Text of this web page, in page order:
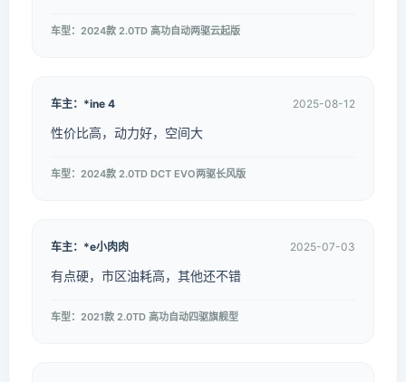
车型：2024款 2.0TD 高功自动两驱云起版
车主：*ine 4 2025-08-12
性价比高，动力好，空间大
车型：2024款 2.0TD DCT EVO两驱长风版
车主：*e小肉肉 2025-07-03
有点硬，市区油耗高，其他还不错
车型：2021款 2.0TD 高功自动四驱旗舰型